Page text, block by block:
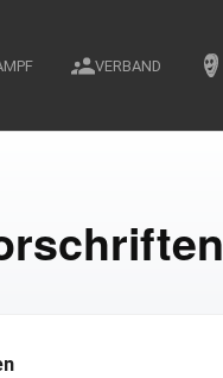
VERBAND